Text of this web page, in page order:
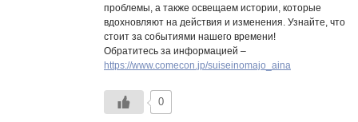
проблемы, а также освещаем истории, которые
вдохновляют на действия и изменения. Узнайте, что
стоит за событиями нашего времени!
Обратитесь за информацией –
https://www.comecon.jp/suiseinomajo_aina
0